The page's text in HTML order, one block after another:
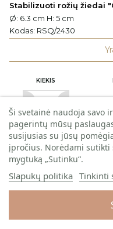
Stabilizuoti rožių žiedai
Ø: 6.3 cm H: 5 cm
Kodas: RSQ/2430
KIEKIS
Ši svetainė naudoja savo
pagerintų mūsų
susijusias su jūsų
įpročius. Norėdami
mygtuką „Sutinku“.
Slapukų politika Tinkinti